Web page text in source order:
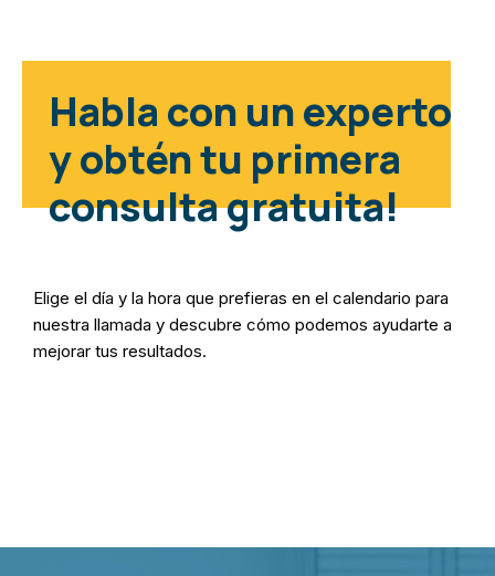
Habla con un experto
y obtén tu primera
consulta gratuita!
Elige el día y la hora que prefieras en el calendario para
nuestra llamada y descubre cómo podemos ayudarte a
mejorar tus resultados.